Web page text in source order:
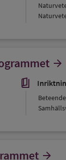
arrow_forward
book_5
arrow_forward